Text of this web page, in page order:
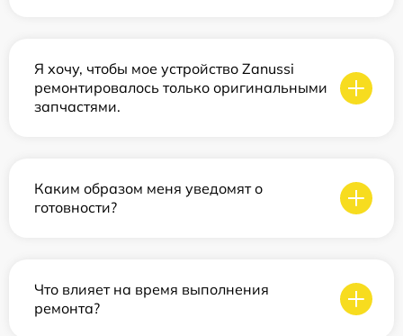
Я хочу, чтобы мое устройство Zanussi
ремонтировалось только оригинальными
запчастями.
Каким образом меня уведомят о
готовности?
Что влияет на время выполнения
ремонта?